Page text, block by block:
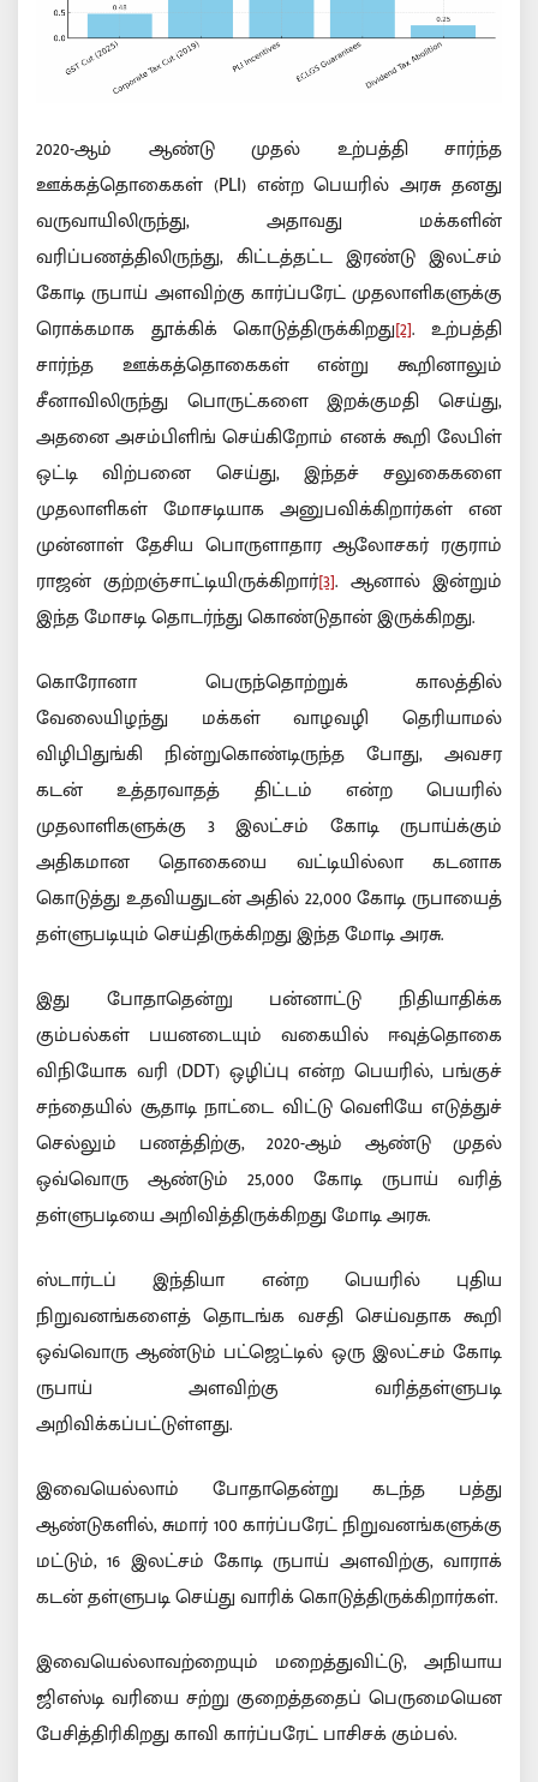
2020-ஆம் ஆண்டு முதல் உற்பத்தி சார்ந்த
ஊக்கத்தொகைகள் (PLI) என்ற பெயரில் அரசு தனது
வருவாயிலிருந்து, அதாவது மக்களின்
வரிப்பணத்திலிருந்து, கிட்டத்தட்ட இரண்டு இலட்சம்
கோடி ருபாய் அளவிற்கு கார்ப்பரேட் முதலாளிகளுக்கு
ரொக்கமாக தூக்கிக் கொடுத்திருக்கிறது[2]. உற்பத்தி
சார்ந்த ஊக்கத்தொகைகள் என்று கூறினாலும்
சீனாவிலிருந்து பொருட்களை இறக்குமதி செய்து,
அதனை அசம்பிளிங் செய்கிறோம் எனக் கூறி லேபிள்
ஒட்டி விற்பனை செய்து, இந்தச் சலுகைகளை
முதலாளிகள் மோசடியாக அனுபவிக்கிறார்கள் என
முன்னாள் தேசிய பொருளாதார ஆலோசகர் ரகுராம்
ராஜன் குற்றஞ்சாட்டியிருக்கிறார்[3]. ஆனால் இன்றும்
இந்த மோசடி தொடர்ந்து கொண்டுதான் இருக்கிறது.
கொரோனா பெருந்தொற்றுக் காலத்தில்
வேலையிழந்து மக்கள் வாழவழி தெரியாமல்
விழிபிதுங்கி நின்றுகொண்டிருந்த போது, அவசர
கடன் உத்தரவாதத் திட்டம் என்ற பெயரில்
முதலாளிகளுக்கு 3 இலட்சம் கோடி ருபாய்க்கும்
அதிகமான தொகையை வட்டியில்லா கடனாக
கொடுத்து உதவியதுடன் அதில் 22,000 கோடி ருபாயைத்
தள்ளுபடியும் செய்திருக்கிறது இந்த மோடி அரசு.
இது போதாதென்று பன்னாட்டு நிதியாதிக்க
கும்பல்கள் பயனடையும் வகையில் ஈவுத்தொகை
விநியோக வரி (DDT) ஒழிப்பு என்ற பெயரில், பங்குச்
சந்தையில் சூதாடி நாட்டை விட்டு வெளியே எடுத்துச்
செல்லும் பணத்திற்கு, 2020-ஆம் ஆண்டு முதல்
ஒவ்வொரு ஆண்டும் 25,000 கோடி ருபாய் வரித்
தள்ளுபடியை அறிவித்திருக்கிறது மோடி அரசு.
ஸ்டார்டப் இந்தியா என்ற பெயரில் புதிய
நிறுவனங்களைத் தொடங்க வசதி செய்வதாக கூறி
ஒவ்வொரு ஆண்டும் பட்ஜெட்டில் ஒரு இலட்சம் கோடி
ருபாய் அளவிற்கு வரித்தள்ளுபடி
அறிவிக்கப்பட்டுள்ளது.
இவையெல்லாம் போதாதென்று கடந்த பத்து
ஆண்டுகளில், சுமார் 100 கார்ப்பரேட் நிறுவனங்களுக்கு
மட்டும், 16 இலட்சம் கோடி ருபாய் அளவிற்கு, வாராக்
கடன் தள்ளுபடி செய்து வாரிக் கொடுத்திருக்கிறார்கள்.
இவையெல்லாவற்றையும் மறைத்துவிட்டு, அநியாய
ஜிஎஸ்டி வரியை சற்று குறைத்ததைப் பெருமையென
பேசித்திரிகிறது காவி கார்ப்பரேட் பாசிசக் கும்பல்.